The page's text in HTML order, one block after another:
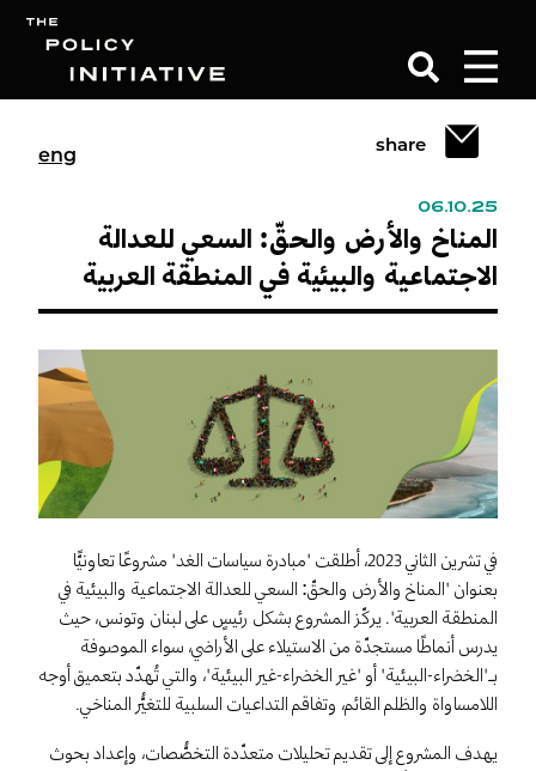
eng
share
06.10.25
المناخ والأرض والحقّ: السعي للعدالة
الاجتماعية والبيئية في المنطقة العربية
في تشرين الثاني 2023، أطلقت "مبادرة سياسات الغد" مشروعًا تعاونيًّا
بعنوان "المناخ والأرض والحقّ: السعي للعدالة الاجتماعية والبيئية في
المنطقة العربية". يركّز المشروع بشكل رئيسٍ على لبنان وتونس، حيث
يدرس أنماطًا مستجدّة من الاستيلاء على الأراضي، سواء الموصوفة
بـ"الخضراء-البيئية" أو "غير الخضراء-غير البيئية"، والتي تُهدّد بتعميق أوجه
اللامساواة والظلم القائم، وتفاقم التداعيات السلبية للتغيُّر المناخي.
يهدف المشروع إلى تقديم تحليلات متعدّدة التخصُّصات، وإعداد بحوث
Search